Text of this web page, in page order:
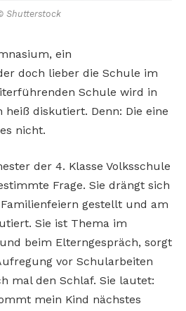
Shutterstock
ein
doch lieber die Schule im
Schule wird in
heiß diskutiert. Denn: Die eine
nicht.
der 4. Klasse Volksschule
Frage. Sie drängt sich
gestellt und am
Sie ist Thema im
beim Elterngespräch, sorgt
vor Schularbeiten
mal den Schlaf. Sie lautet:
mein Kind nächstes